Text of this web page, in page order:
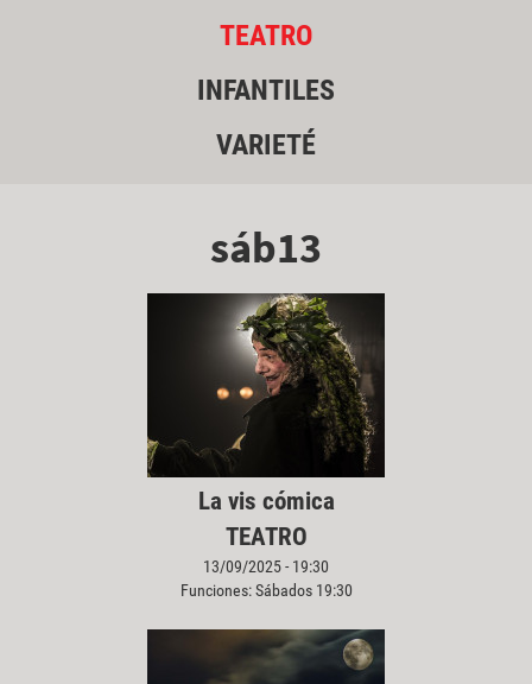
TEATRO
INFANTILES
VARIETÉ
sáb13
La vis cómica
TEATRO
13/09/2025 - 19:30
Funciones: Sábados 19:30